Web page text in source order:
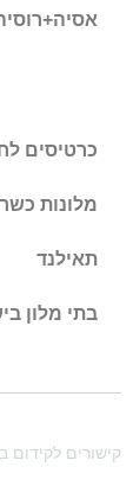
כרטיסים
מלונות
תאילנד
בתי מלון
קישורים לקידום